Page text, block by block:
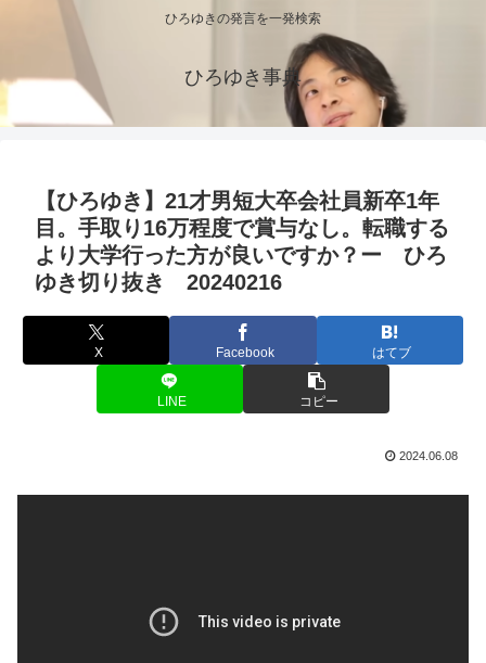
ひろゆきの発言を一発検索
ひろゆき事典
【ひろゆき】21才男短大卒会社員新卒1年
目。手取り16万程度で賞与なし。転職する
より大学行った方が良いですか？ー ひろ
ゆき切り抜き 20240216
X Facebook はてブ
LINE コピー
2024.06.08